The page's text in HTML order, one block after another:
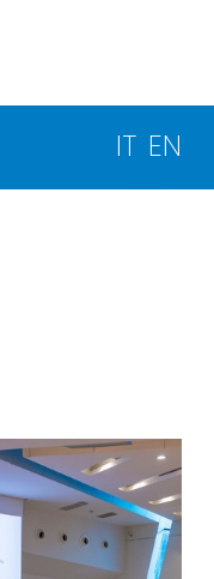
IT EN